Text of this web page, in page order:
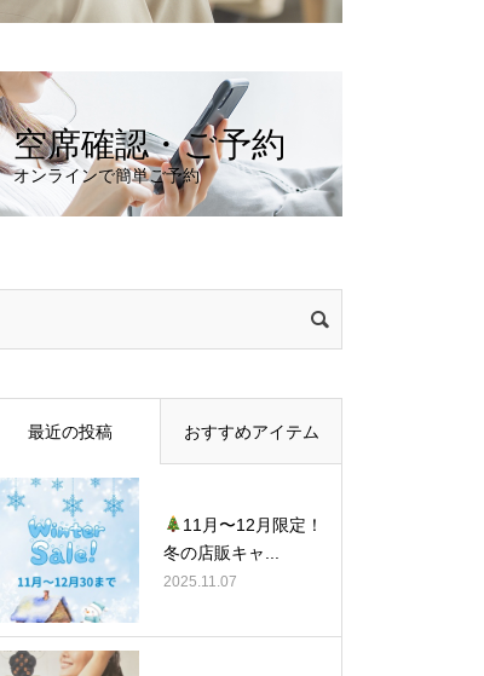
空席確認・ご予約
オンラインで簡単ご予約
最近の投稿 おすすめアイテム
11月〜12月限定！
冬の店販キャ...
2025.11.07